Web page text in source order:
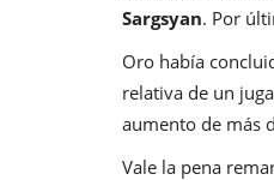
Sargsyan. Por
Oro había
relativa de un
aumento de más
Vale la pena